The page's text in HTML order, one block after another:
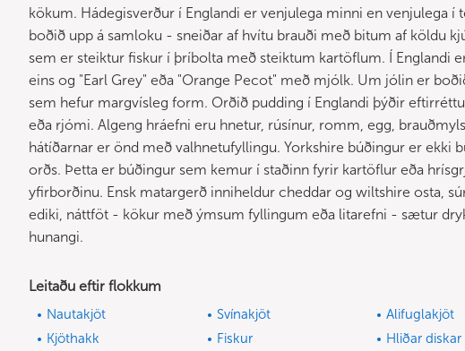
kökum. Hádegisverður í Englandi er venjulega minni en venjulega í
boðið upp á samloku - sneiðar af hvítu brauði með bitum af köldu
sem er steiktur fiskur í þríbolta með steiktum kartöflum. Í Englandi
eins og "Earl Grey" eða "Orange Pecot" með mjólk. Um jólin er
sem hefur margvísleg form. Orðið pudding í Englandi þýðir
eða rjómi. Algeng hráefni eru hnetur, rúsínur, romm, egg,
hátíðarnar er önd með valhnetufyllingu. Yorkshire búðingur er ekki
orðs. Þetta er búðingur sem kemur í staðinn fyrir kartöflur eða
yfirborðinu. Ensk matargerð inniheldur cheddar og wiltshire osta,
ediki, náttföt - kökur með ýmsum fyllingum eða litarefni - sætur
hunangi.
Leitaðu eftir flokkum
Nautakjöt Svínakjöt Alifuglakjöt
Kjöthakk
Fiskur Hliðar diskar